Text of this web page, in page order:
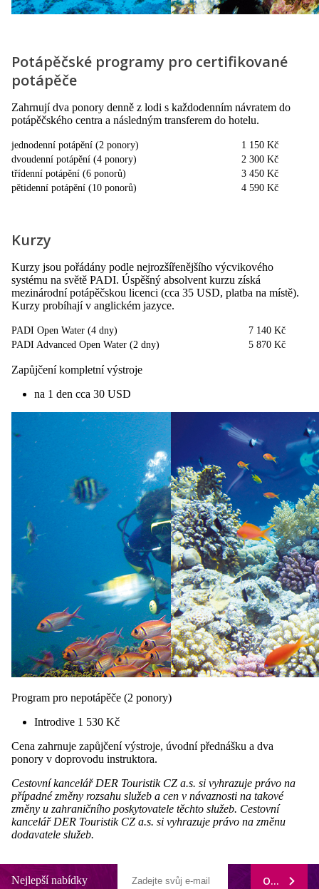
Potápěčské programy pro certifikované
potápěče
Zahrnují dva ponory denně z lodi s každodenním návratem do
potápěčského centra a následným transferem do hotelu.
jednodenní potápění (2 ponory)
1 150 Kč
dvoudenní potápění (4 ponory)
2 300 Kč
třídenní potápění (6 ponorů)
3 450 Kč
pětidenní potápění (10 ponorů)
4 590 Kč
Kurzy
Kurzy jsou pořádány podle nejrozšířenějšího výcvikového
systému na světě PADI. Úspěšný absolvent kurzu získá
mezinárodní potápěčskou licenci (cca 35 USD, platba na místě).
Kurzy probíhají v anglickém jazyce.
PADI Open Water (4 dny)
7 140 Kč
PADI Advanced Open Water (2 dny)
5 870 Kč
Zapůjčení kompletní výstroje
na 1 den cca 30 USD
Program pro nepotápěče (2 ponory)
Introdive 1 530 Kč
Cena zahrnuje zapůjčení výstroje, úvodní přednášku a dva
ponory v doprovodu instruktora.
Cestovní kancelář DER Touristik CZ a.s. si vyhrazuje právo na
případné změny rozsahu služeb a cen v návaznosti na takové
změny u zahraničního poskytovatele těchto služeb. Cestovní
kancelář DER Touristik CZ a.s. si vyhrazuje právo na změnu
dodavatele služeb.
Nejlepší nabídky ODEBÍRAT